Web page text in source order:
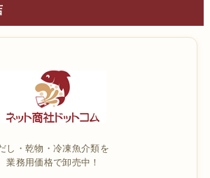
し・乾物・冷凍魚介類を
業務用価格で卸売中！